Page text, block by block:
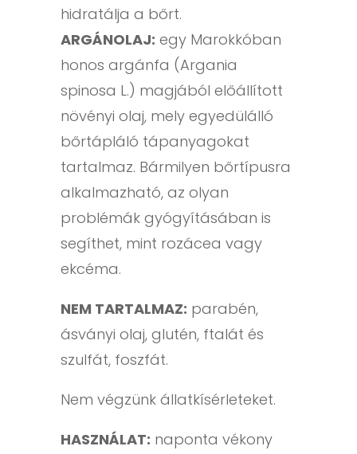
hidratálja a bőrt.
ARGÁNOLAJ: egy Marokkóban
honos argánfa (Argania
spinosa L.) magjából előállított
növényi olaj, mely egyedülálló
bőrtápláló tápanyagokat
tartalmaz. Bármilyen bőrtípusra
alkalmazható, az olyan
problémák gyógyításában is
segíthet, mint rozácea vagy
ekcéma.
NEM TARTALMAZ: parabén,
ásványi olaj, glutén, ftalát és
szulfát, foszfát.
Nem végzünk állatkísérleteket.
HASZNÁLAT: naponta vékony